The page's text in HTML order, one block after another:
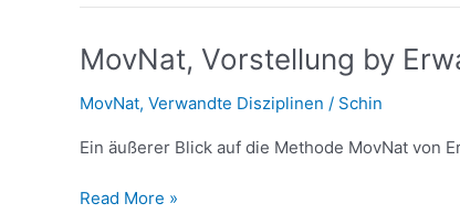
MovNat, Vorstellung by
MovNat, Verwandte Disziplinen / Schin
Ein äußerer Blick auf die Methode MovNat von
MovNat,
by
Read More »